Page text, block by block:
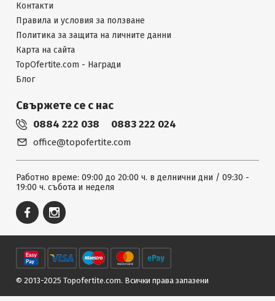
Контакти
Правила и условия за ползване
Политика за защита на личните данни
Карта на сайта
TopOfertite.com - Награди
Блог
Свържете се с нас
0884 222 038 0883 222 024
office@topofertite.com
Работно време: 09:00 до 20:00 ч. в делнични дни / 09:30 -
19:00 ч. събота и неделя
© 2013-2025 Topofertite.com. Всички права запазени